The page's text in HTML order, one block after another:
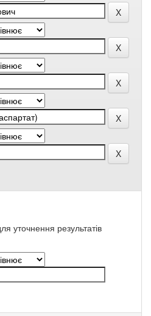
уточнення результатів